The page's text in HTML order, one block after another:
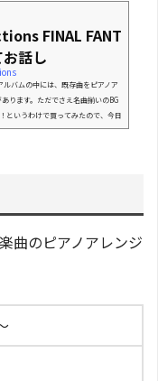
FINAL FANT
話し
バムの中には、既存曲をピアノア
ります。ただでさえ名曲揃いのBG
というわけで買ってみたので、今日
FINAL FANTASY XIV」を
曲のピアノアレンジ